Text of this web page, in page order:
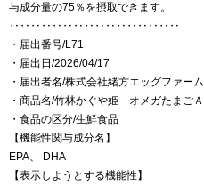
与成分量の75％を摂取できます。
‥‥‥‥‥‥‥‥‥‥‥‥‥‥‥‥
・届出番号/L71
・届出日/2026/04/17
・届出者名/株式会社緒方エッグファーム
・商品名/竹林かぐや姫 オメガたまごＡ
・食品の区分/生鮮食品
【機能性関与成分名】
EPA、 DHA
【表示しようとする機能性】